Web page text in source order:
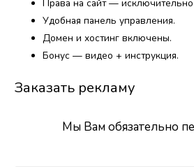
Права на сайт —
Удобная панель управления.
Домен и хостинг включены.
Бонус — видео + инструкция.
Заказать рекламу
Мы Вам обязательно